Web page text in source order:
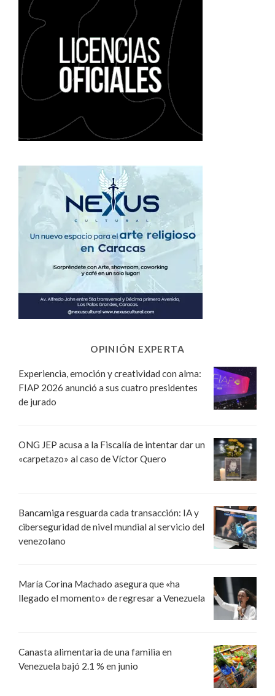
OPINIÓN EXPERTA
Experiencia, emoción y creatividad con alma:
FIAP 2026 anunció a sus cuatro presidentes
de jurado
ONG JEP acusa a la Fiscalía de intentar dar un
«carpetazo» al caso de Víctor Quero
Bancamiga resguarda cada transacción: IA y
ciberseguridad de nivel mundial al servicio del
venezolano
María Corina Machado asegura que «ha
llegado el momento» de regresar a Venezuela
Canasta alimentaria de una familia en
Venezuela bajó 2.1 % en junio